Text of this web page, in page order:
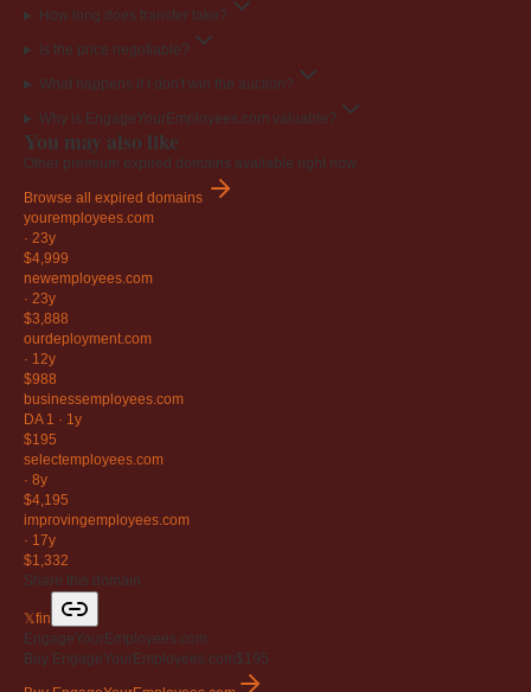
How long does transfer take?
Is the price negotiable?
What happens if I don't win the auction?
Why is EngageYourEmployees.com valuable?
You may also like
Other premium expired domains available right now.
Browse all expired domains
youremployees.com
· 23y
$4,999
newemployees.com
· 23y
$3,888
ourdeployment.com
· 12y
$988
businessemployees.com
DA 1 · 1y
$195
selectemployees.com
· 8y
$4,195
improvingemployees.com
· 17y
$1,332
Share this domain
𝕏fin
EngageYourEmployees.com
Buy EngageYourEmployees.com$195